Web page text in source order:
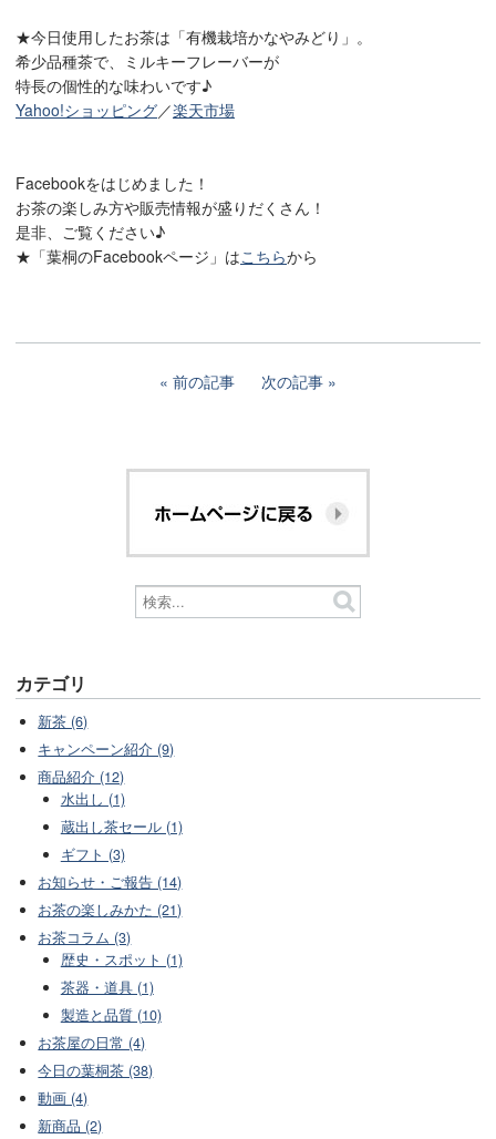
★今日使用したお茶は「有機栽培かなやみどり」。
希少品種茶で、ミルキーフレーバーが
特長の個性的な味わいです♪
Yahoo!ショッピング／楽天市場
Facebookをはじめました！
お茶の楽しみ方や販売情報が盛りだくさん！
是非、ご覧ください♪
★「葉桐のFacebookページ」はこちらから
前の記事 次の記事
カテゴリ
新茶 (6)
キャンペーン紹介 (9)
商品紹介 (12)
水出し (1)
蔵出し茶セール (1)
ギフト (3)
お知らせ・ご報告 (14)
お茶の楽しみかた (21)
お茶コラム (3)
歴史・スポット (1)
茶器・道具 (1)
製造と品質 (10)
お茶屋の日常 (4)
今日の葉桐茶 (38)
動画 (4)
新商品 (2)